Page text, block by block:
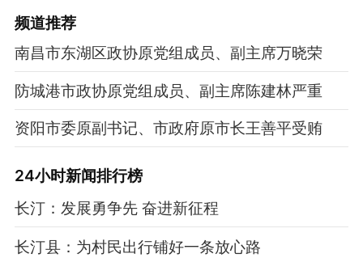
频道推荐
南昌市东湖区政协原党组成员、副主席万晓荣
防城港市政协原党组成员、副主席陈建林严重
资阳市委原副书记、市政府原市长王善平受贿
24小时新闻排行榜
长汀：发展勇争先 奋进新征程
长汀县：为村民出行铺好一条放心路